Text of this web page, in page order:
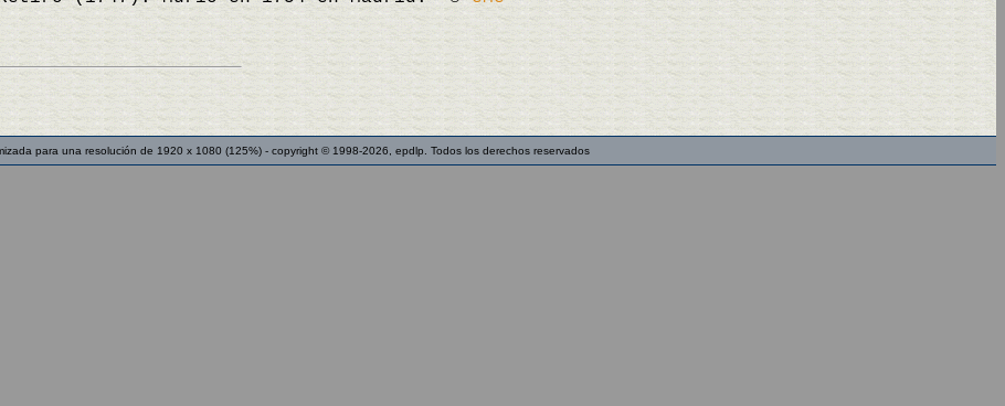
para una resolución de 1920 x 1080 (125%) - copyright © 1998-2026, epdlp. Todos los derechos reservados